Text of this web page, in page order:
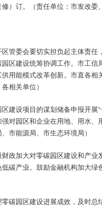
）订。（责任单位：市发改委
区管委会要切实担负起主体责
区建设统筹协调工作。市工
用能模式改革创新。市直各
相关单位）
区建设项目的谋划储备申报开
对园区和企业在用地、用水
市能源局、市生态环境局）
财政加大对零碳园区建设和产
碳产业。鼓励金融机构加大
零碳园区建设进展成效，及时